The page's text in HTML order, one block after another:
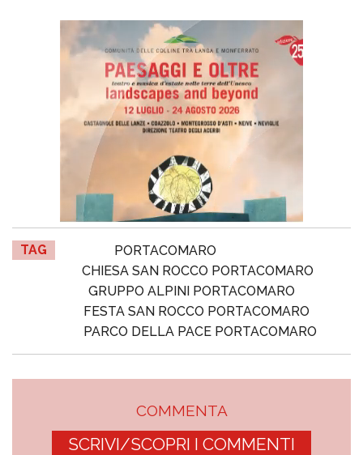
TAG
PORTACOMARO
CHIESA SAN ROCCO PORTACOMARO
GRUPPO ALPINI PORTACOMARO
FESTA SAN ROCCO PORTACOMARO
PARCO DELLA PACE PORTACOMARO
COMMENTA
SCRIVI/SCOPRI I COMMENTI